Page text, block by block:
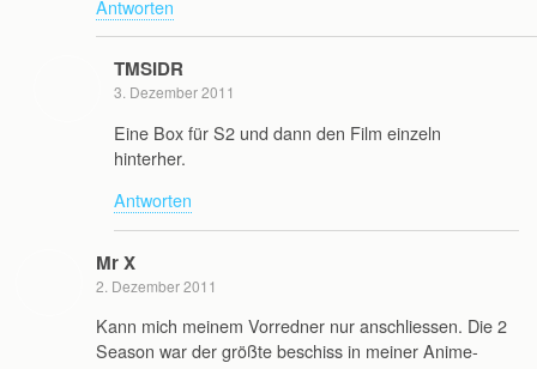
Antworten
TMSIDR
3. Dezember 2011
Eine Box für S2 und dann den Film einzeln
hinterher.
Antworten
Mr X
2. Dezember 2011
Kann mich meinem Vorredner nur anschliessen. Die 2
Season war der größte beschiss in meiner Anime-